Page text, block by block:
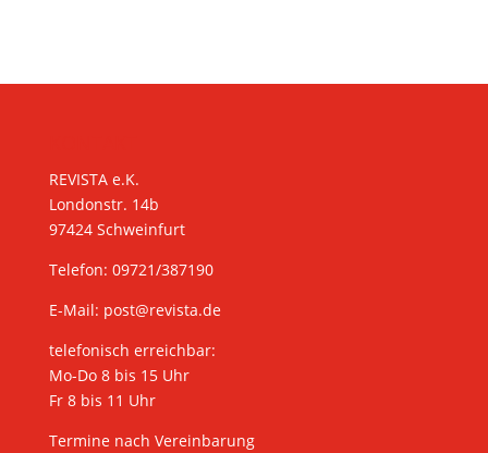
REVISTA e.K.
Londonstr. 14b
97424 Schweinfurt
Telefon: 09721/387190
E-Mail: post@revista.de
telefonisch erreichbar:
Mo-Do 8 bis 15 Uhr
Fr 8 bis 11 Uhr
Termine nach Vereinbarung